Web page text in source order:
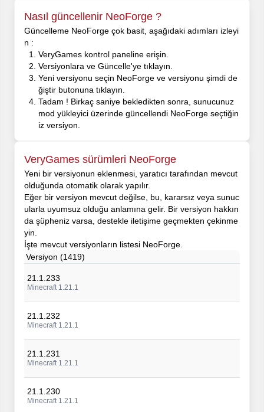
Nasıl güncellenir NeoForge ?
Güncelleme NeoForge çok basit, aşağıdaki adımları izleyi
n :
VeryGames kontrol paneline erişin.
Versiyonlara ve Güncelle'ye tıklayın.
Yeni versiyonu seçin NeoForge ve versiyonu şimdi de
ğiştir butonuna tıklayın.
Tadam ! Birkaç saniye bekledikten sonra, sunucunuz
mod yükleyici üzerinde güncellendi NeoForge seçtiğin
iz versiyon.
VeryGames sürümleri NeoForge
Yeni bir versiyonun eklenmesi, yaratıcı tarafından mevcut
olduğunda otomatik olarak yapılır.
Eğer bir versiyon mevcut değilse, bu, kararsız veya sunuc
ularla uyumsuz olduğu anlamına gelir. Bir versiyon hakkın
da şüpheniz varsa, destekle iletişime geçmekten çekinme
yin.
İşte mevcut versiyonların listesi NeoForge.
Versiyon (1419)
21.1.233
Minecraft 1.21.1
21.1.232
Minecraft 1.21.1
21.1.231
Minecraft 1.21.1
21.1.230
Minecraft 1.21.1